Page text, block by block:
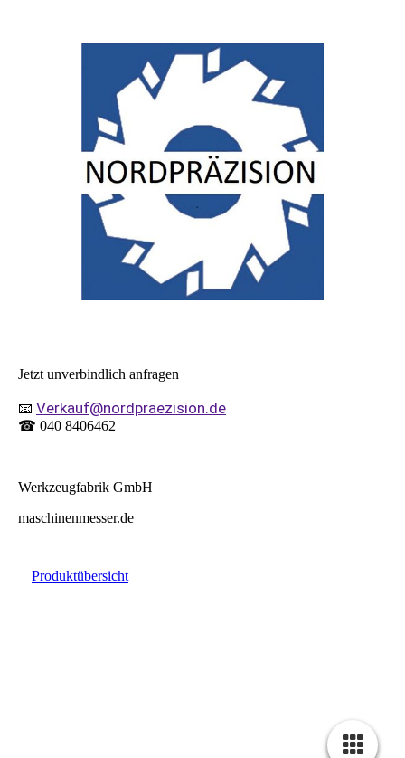
Jetzt unverbindlich anfragen
📧 Verkauf@nordpraezision.de
☎ 040 8406462
Werkzeugfabrik GmbH
maschinenmesser.de
Produktübersicht